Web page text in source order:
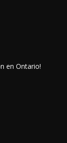
en Ontario!